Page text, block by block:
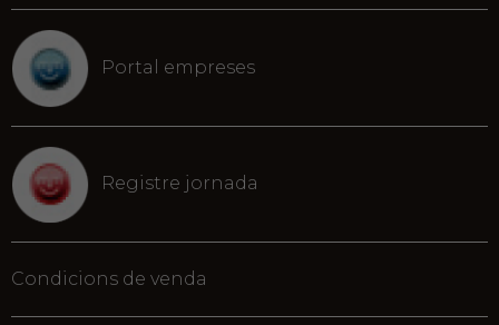
Portal empreses
Registre jornada
Condicions de venda